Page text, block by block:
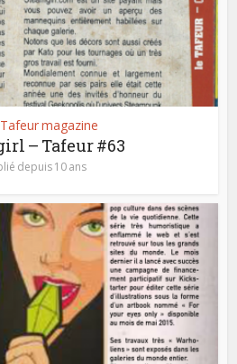
Tafeur magazine
– Tafeur #63
depuis 10 ans